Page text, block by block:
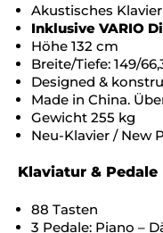
Akustisches Klavier
Inklusive VARIO
Höhe 132 cm
Breite/Tiefe: 149/
Designed &
Made in China.
Gewicht 255 kg
Neu-Klavier / New
Klaviatur & Pedale
88 Tasten
3 Pedale: Piano –